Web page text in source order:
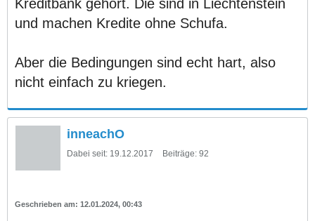
Kreditbank gehört. Die sind in Liechtenstein
und machen Kredite ohne Schufa.
Aber die Bedingungen sind echt hart, also
nicht einfach zu kriegen.
inneachO
Dabei seit: 19.12.2017 Beiträge: 92
12.01.2024, 00:43